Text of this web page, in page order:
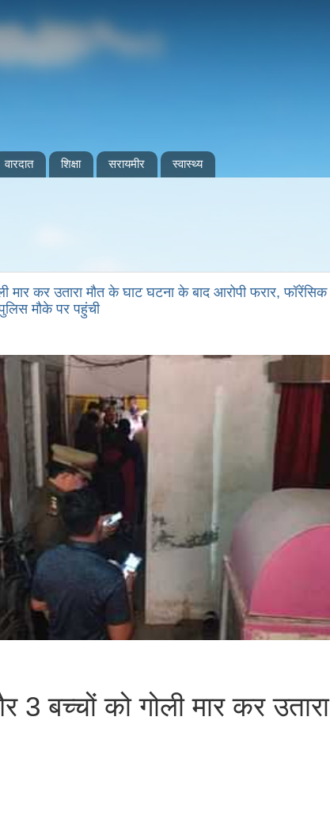
वारदात शिक्षा सरायमीर स्वास्थ्य
मार कर उतारा मौत के घाट घटना के बाद आरोपी फरार, फॉरेंसिक
मौके पर पहुंची
3 बच्चों को गोली मार कर उतारा